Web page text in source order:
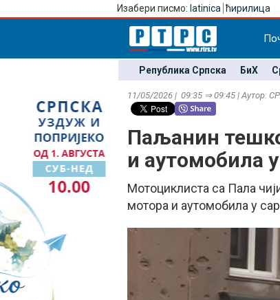
Изабери писмо: latinica ћирилица
Република Српска БиХ
11/05/2026 | 09:35 ⇒ 09:45 | Аутор:
Паљанин
и аутомобила
Мотоциклиста са Пала
мотора и аутомобила у